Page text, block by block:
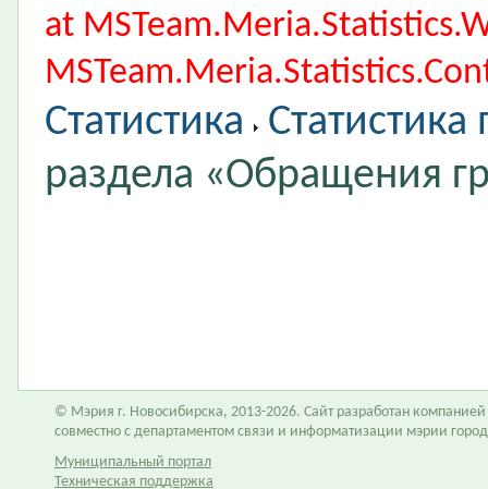
at
Статистика
раздела «Обращения
© Мэрия г. Новосибирска, 2013-2026. Сайт разработан компанией
совместно с департаментом связи и информатизации мэрии
Муниципальный портал
Техническая поддержка